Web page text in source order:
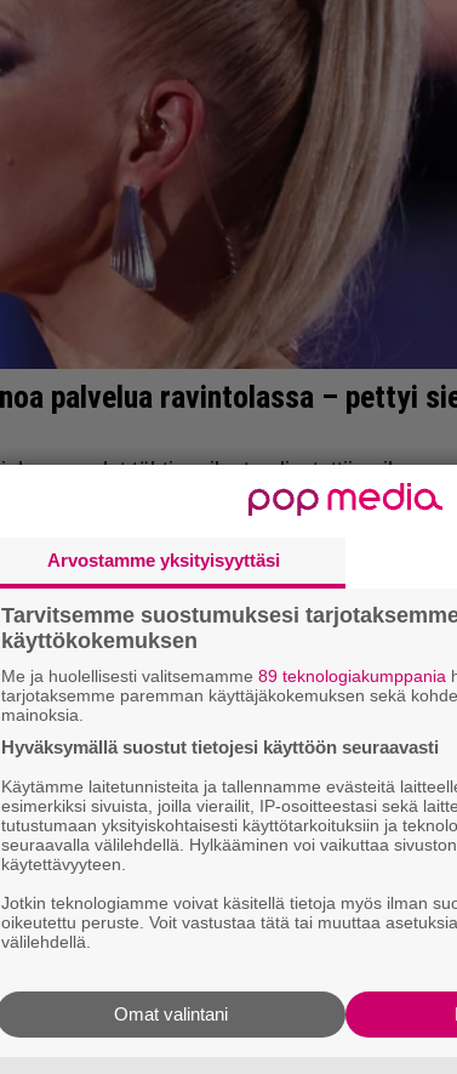
Arvostamme yksityisyyttäsi
Tarvitsemme suostumuksesi
käyttökokemuksen
Me ja huolellisesti valitsemamme 89 teknologiakumppania
tarjotaksemme paremman käyttäjäkokemuksen sekä
mainoksia.
Hyväksymällä suostut tietojesi käyttöön seuraavasti
Käytämme laitetunnisteita ja tallennamme evästeitä
esimerkiksi sivuista, joilla vierailit, IP-osoitteestasi sekä
tutustumaan yksityiskohtaisesti käyttötarkoituksiin ja
seuraavalla välilehdellä. Hylkääminen voi vaikuttaa
käytettävyyteen.
Jotkin teknologiamme voivat käsitellä tietoja myös ilman
oikeutettu peruste. Voit vastustaa tätä tai muuttaa
välilehdellä.
Omat valintani